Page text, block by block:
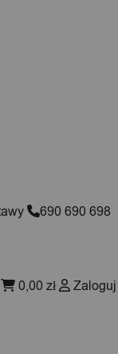
690 690 698
0,00 zł
Zaloguj